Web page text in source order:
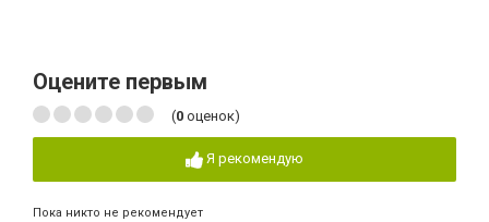
Оцените первым
(0 оценок)
Я рекомендую
Пока никто не рекомендует